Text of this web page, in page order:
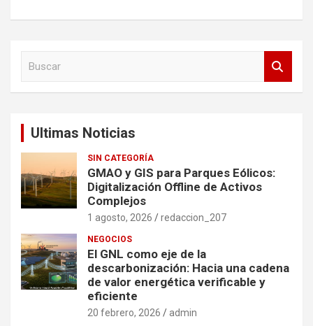
Ultimas Noticias
SIN CATEGORÍA
GMAO y GIS para Parques Eólicos:
Digitalización Offline de Activos
Complejos
1 agosto, 2026 redaccion_207
NEGOCIOS
El GNL como eje de la
descarbonización: Hacia una cadena
de valor energética verificable y
eficiente
20 febrero, 2026 admin